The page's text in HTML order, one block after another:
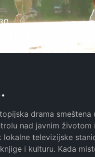
drama smeštena
nad javnim životom
lokalne televizijske
i kulturu. Kada